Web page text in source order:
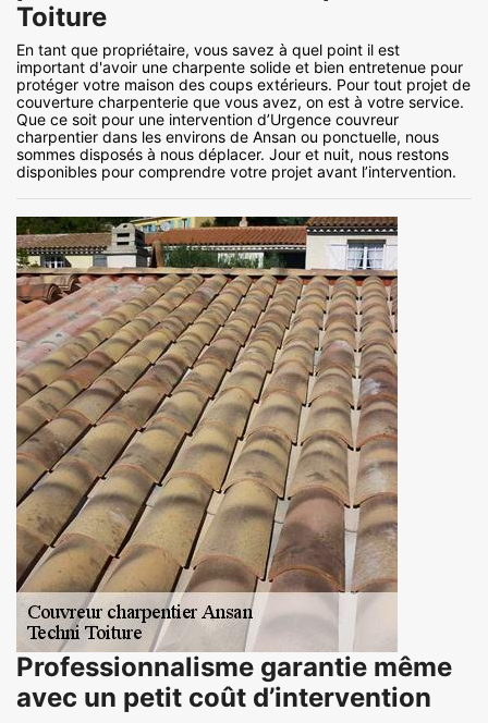
Toiture
En tant que propriétaire, vous savez à quel point il est
important d'avoir une charpente solide et bien entretenue pour
protéger votre maison des coups extérieurs. Pour tout projet de
couverture charpenterie que vous avez, on est à votre service.
Que ce soit pour une intervention d’Urgence couvreur
charpentier dans les environs de Ansan ou ponctuelle, nous
sommes disposés à nous déplacer. Jour et nuit, nous restons
disponibles pour comprendre votre projet avant l’intervention.
Professionnalisme garantie même
avec un petit coût d’intervention